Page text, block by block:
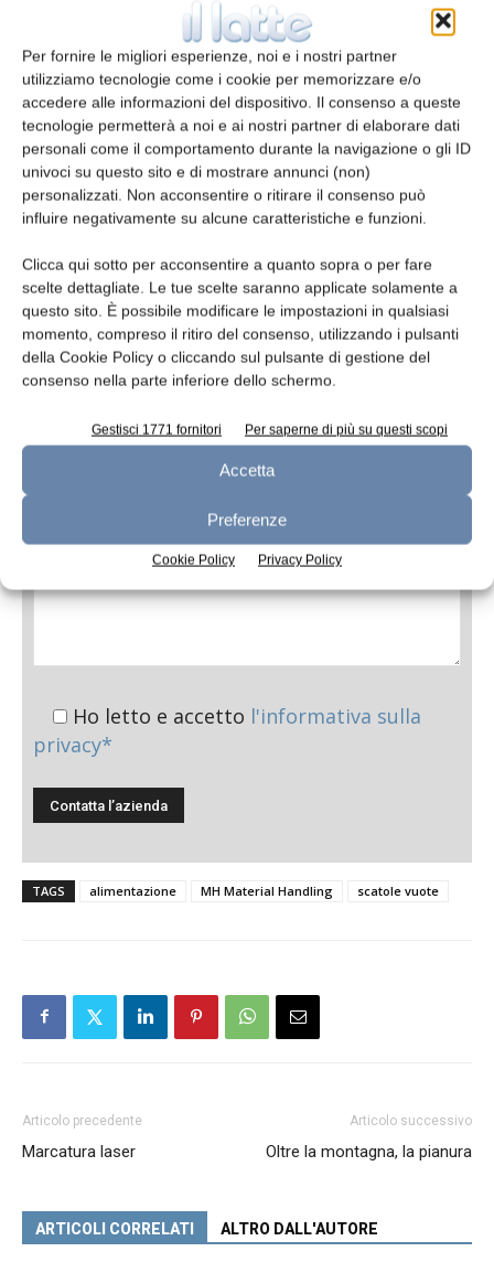
Per fornire le migliori esperienze, noi e i nostri partner
utilizziamo tecnologie come i cookie per memorizzare e/o
accedere alle informazioni del dispositivo. Il consenso a queste
tecnologie permetterà a noi e ai nostri partner di elaborare dati
personali come il comportamento durante la navigazione o gli ID
univoci su questo sito e di mostrare annunci (non)
personalizzati. Non acconsentire o ritirare il consenso può
influire negativamente su alcune caratteristiche e funzioni.
Clicca qui sotto per acconsentire a quanto sopra o per fare
scelte dettagliate. Le tue scelte saranno applicate solamente a
questo sito. È possibile modificare le impostazioni in qualsiasi
momento, compreso il ritiro del consenso, utilizzando i pulsanti
della Cookie Policy o cliccando sul pulsante di gestione del
consenso nella parte inferiore dello schermo.
Gestisci 1771 fornitori Per saperne di più su questi scopi
Accetta
Preferenze
Cookie Policy Privacy Policy
E-mail*
Telefono
Oggetto
Messaggio
Ho letto e accetto l'informativa sulla
privacy*
TAGS alimentazione MH Material Handling scatole vuote
Articolo precedente
Marcatura laser
Articolo successivo
Oltre la montagna, la pianura
ARTICOLI CORRELATI ALTRO DALL'AUTORE